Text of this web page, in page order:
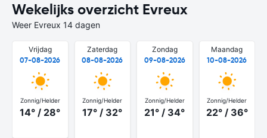
Wekelijks overzicht Evreux
Weer Evreux 14 dagen
Vrijdag
07-08-2026
Zonnig/Helder
14° / 28°
Zaterdag
08-08-2026
Zonnig/Helder
17° / 32°
Zondag
09-08-2026
Zonnig/Helder
21° / 34°
Maandag
10-08-2026
Zonnig/Helder
22° / 36°